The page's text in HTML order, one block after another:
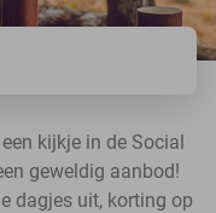
kijkje in de Social
geweldig aanbod!
dagjes uit, korting op